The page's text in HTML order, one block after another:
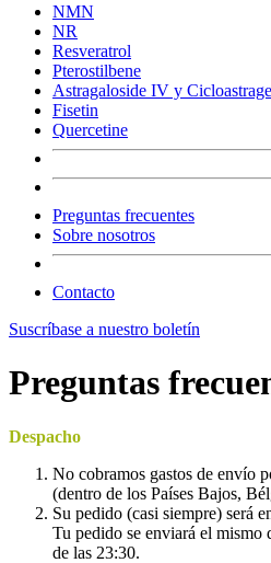
NMN
NR
Resveratrol
Pterostilbene
Astragaloside IV y
Fisetin
Quercetine
Preguntas frecuentes
Sobre nosotros
Contacto
Suscríbase a nuestro boletín
Preguntas
Despacho
No cobramos gastos de envío
(dentro de los Países Bajos,
Su pedido (casi siempre) será
Tu pedido se enviará el mismo
de las 23:30.